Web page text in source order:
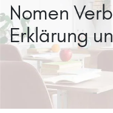
Nomen
Erklärung